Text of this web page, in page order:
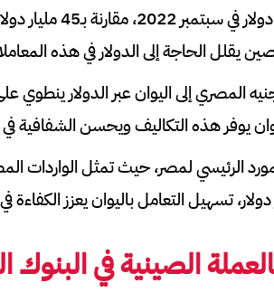
النقد الأجنبي إلى حوالي
يقلل الحاجة إلى الدولار في هذه
المصري إلى اليوان عبر الدولار
يوفر هذه التكاليف ويحسن الشفافية في
الرئيسي لمصر، حيث تمثل الواردات
الصينية في البنوك